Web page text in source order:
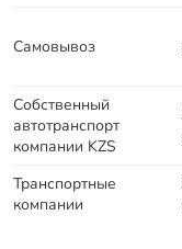
Самовывоз
Собственный
автотранспорт
компании KZS
Транспортные
компании